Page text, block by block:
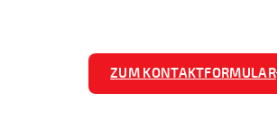
ZUM KONTAKTFORMULAR